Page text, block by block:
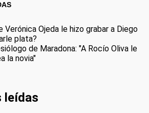
Verónica Ojeda le hizo grabar a Diego
plata?
de Maradona: "A Rocío Oliva le
la novia"
leídas